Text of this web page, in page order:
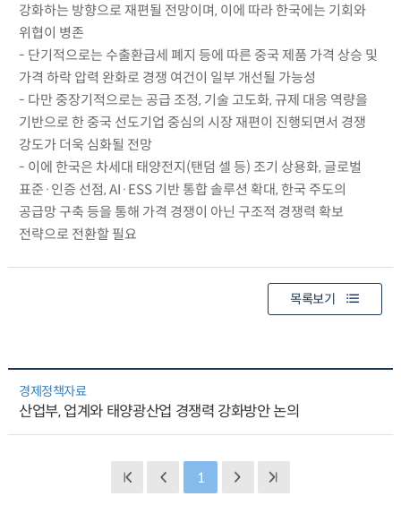
강화하는 방향으로 재편될 전망이며, 이에 따라 한국에는 기회와
위협이 병존
- 단기적으로는 수출환급세 폐지 등에 따른 중국 제품 가격 상승 및
가격 하락 압력 완화로 경쟁 여건이 일부 개선될 가능성
- 다만 중장기적으로는 공급 조정, 기술 고도화, 규제 대응 역량을
기반으로 한 중국 선도기업 중심의 시장 재편이 진행되면서 경쟁
강도가 더욱 심화될 전망
- 이에 한국은 차세대 태양전지(탠덤 셀 등) 조기 상용화, 글로벌
표준·인증 선점, AI·ESS 기반 통합 솔루션 확대, 한국 주도의
공급망 구축 등을 통해 가격 경쟁이 아닌 구조적 경쟁력 확보
전략으로 전환할 필요
목록보기
경제정책자료
산업부, 업계와 태양광산업 경쟁력 강화방안 논의
1